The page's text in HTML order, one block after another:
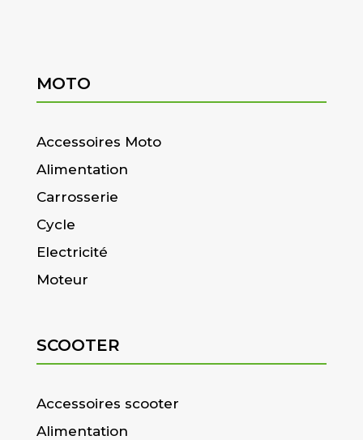
MOTO
Accessoires Moto
Alimentation
Carrosserie
Cycle
Electricité
Moteur
SCOOTER
Accessoires scooter
Alimentation